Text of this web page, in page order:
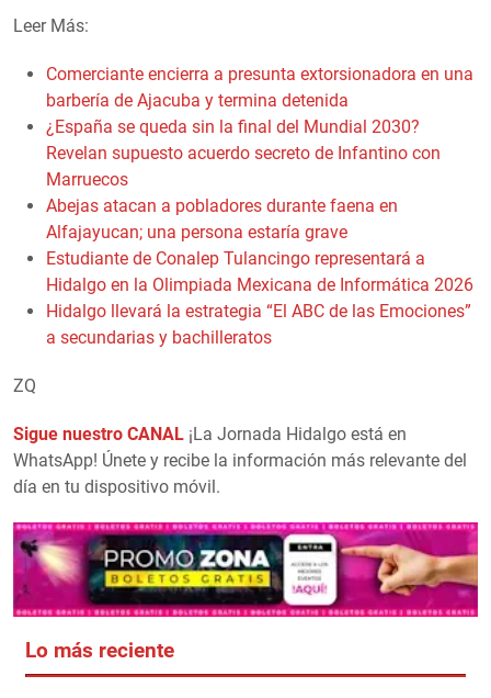
Leer Más:
Comerciante encierra a presunta extorsionadora en una
barbería de Ajacuba y termina detenida
¿España se queda sin la final del Mundial 2030?
Revelan supuesto acuerdo secreto de Infantino con
Marruecos
Abejas atacan a pobladores durante faena en
Alfajayucan; una persona estaría grave
Estudiante de Conalep Tulancingo representará a
Hidalgo en la Olimpiada Mexicana de Informática 2026
Hidalgo llevará la estrategia “El ABC de las Emociones”
a secundarias y bachilleratos
ZQ
Sigue nuestro CANAL ¡La Jornada Hidalgo está en
WhatsApp! Únete y recibe la información más relevante del
día en tu dispositivo móvil.
Lo más reciente